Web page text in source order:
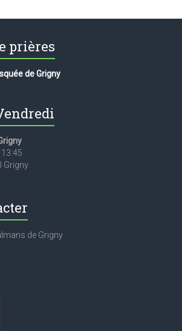
prières
de Grigny
Grigny
de Grigny